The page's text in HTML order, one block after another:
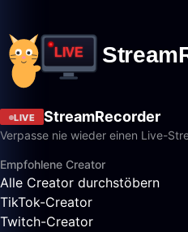
LIVE StreamRecorder
Verpasse nie wieder einen Live-
Empfohlene Creator
Alle Creator durchstöbern
TikTok-Creator
Twitch-Creator